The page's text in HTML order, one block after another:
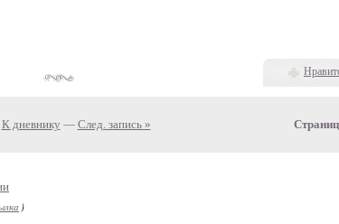
К дневнику — След. запись »
)